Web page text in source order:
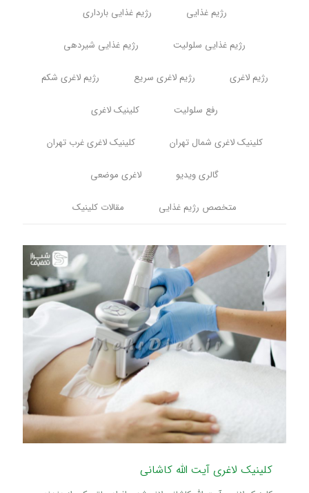
رژیم غذایی رژیم غذایی بارداری
رژیم غذایی سلولیت رژیم غذایی شیردهی
رژیم لاغری رژیم لاغری سریع رژیم لاغری شکم
رفع سلولیت کلینیک لاغری
کلینیک لاغری شمال تهران کلینیک لاغری غرب تهران
گالری ویدیو لاغری موضعی
متخصص رژیم غذایی مقالات کلینیک
کلینیک لاغری آیت الله کاشانی